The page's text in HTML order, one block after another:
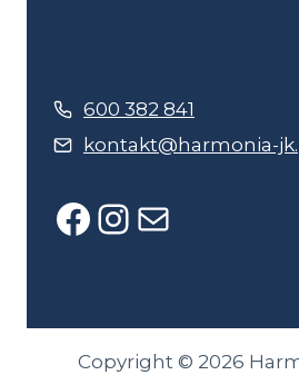
600 382 841
kontakt@harmonia-
Facebook
Copyright © 2026